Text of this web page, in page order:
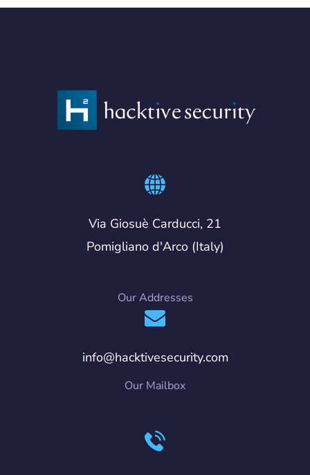
Via Giosuè Carducci, 21
Pomigliano d'Arco (Italy)
Our Addresses
info@hacktivesecurity.com
Our Mailbox